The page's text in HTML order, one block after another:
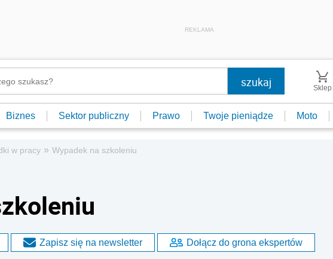
REKLAMA
Sklep
Biznes Sektor publiczny Prawo Twoje pieniądze Moto
w pracy » Wypadek na szkoleniu
Zapisz się na newsletter Dołącz do grona ekspertów